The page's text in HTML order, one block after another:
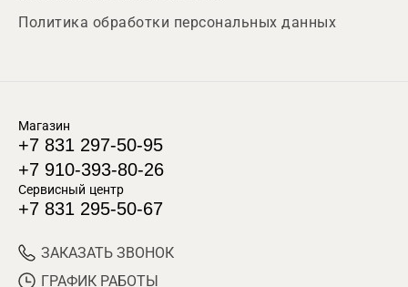
Политика обработки персональных данных
Магазин
+7 831 297-50-95
+7 910-393-80-26
Сервисный центр
+7 831 295-50-67
ЗАКАЗАТЬ ЗВОНОК
ГРАФИК РАБОТЫ